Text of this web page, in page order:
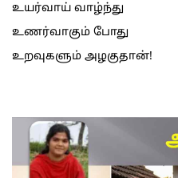
உயர்வாய் வாழ்ந்து
உணர்வாகும் போது
உறவுகளும் அழகுதான்!